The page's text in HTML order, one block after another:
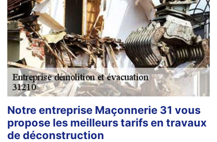
Notre entreprise Maçonnerie 31 vous
propose les meilleurs tarifs en travaux
de déconstruction